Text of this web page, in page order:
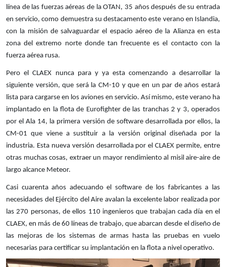
línea de las fuerzas aéreas de la OTAN, 35 años después de su entrada
en servicio, como demuestra su destacamento este verano en Islandia,
con la misión de salvaguardar el espacio aéreo de la Alianza en esta
zona del extremo norte donde tan frecuente es el contacto con la
fuerza aérea rusa.
Pero el CLAEX nunca para y ya esta comenzando a desarrollar la
siguiente versión, que será la CM-10 y que en un par de años estará
lista para cargarse en los aviones en servicio. Así mismo, este verano ha
implantado en la flota de Eurofighter de las tranchas 2 y 3, operados
por el Ala 14, la primera versión de software desarrollada por ellos, la
CM-01 que viene a sustituir a la versión original diseñada por la
industria. Esta nueva versión desarrollada por el CLAEX permite, entre
otras muchas cosas, extraer un mayor rendimiento al misil aire-aire de
largo alcance Meteor.
Casi cuarenta años adecuando el software de los fabricantes a las
necesidades del Ejército del Aire avalan la excelente labor realizada por
las 270 personas, de ellos 110 ingenieros que trabajan cada día en el
CLAEX, en más de 60 líneas de trabajo, que abarcan desde el diseño de
las mejoras de los sistemas de armas hasta las pruebas en vuelo
necesarias para certificar su implantación en la flota a nivel operativo.